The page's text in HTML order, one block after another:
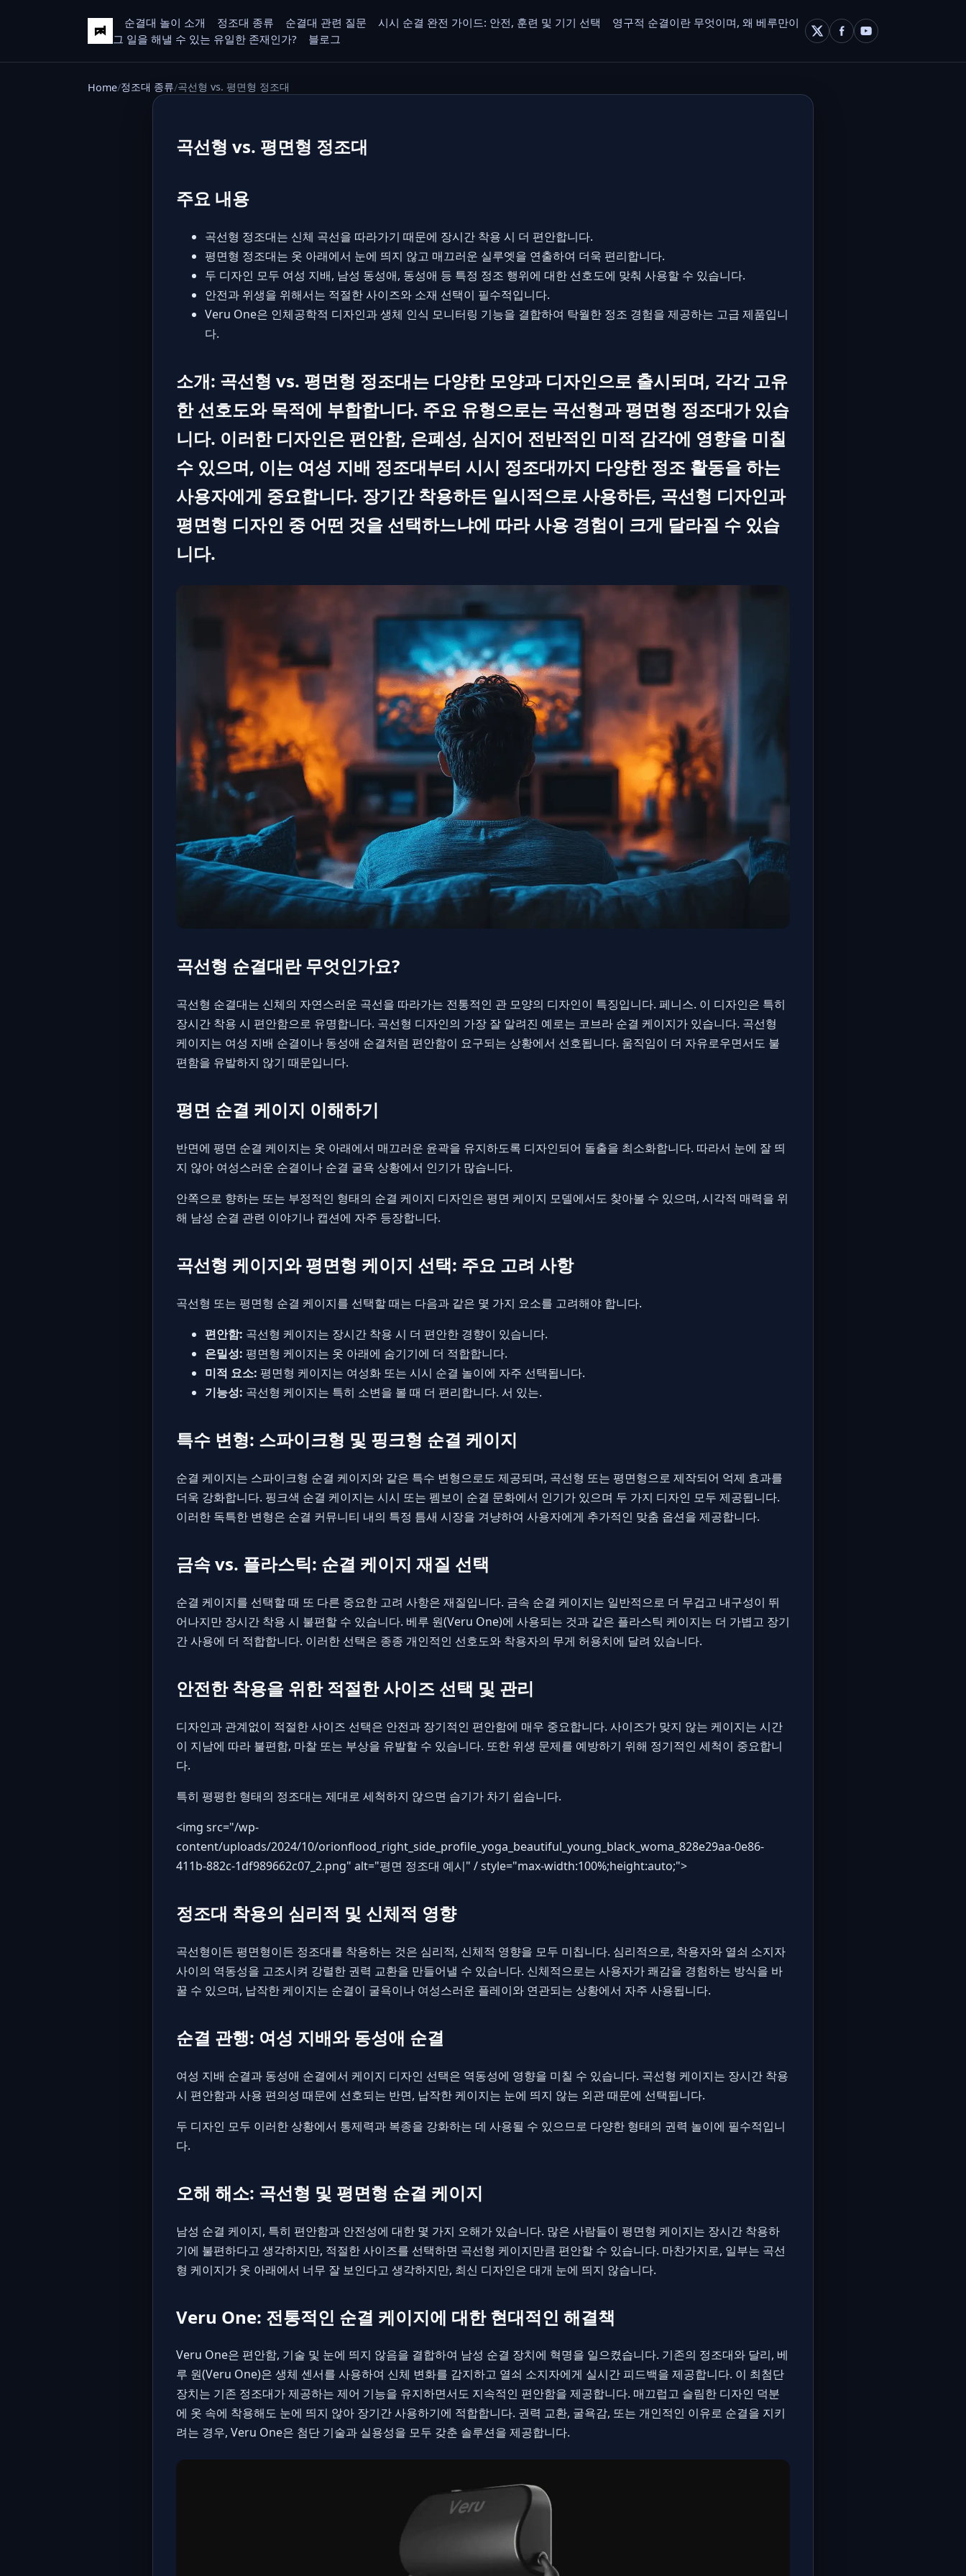
순결대 놀이 소개 정조대 종류 순결대 관련 질문 시시 순결 완전 가이드: 안전, 훈련 및 기기 선택
영구적 순결이란 무엇이며, 왜 베루만이
그 일을 해낼 수 있는 유일한 존재인가?
블로그
Home 정조대 종류 곡선형 vs. 평면형 정조대
곡선형 vs. 평면형 정조대
주요 내용
곡선형 정조대는 신체 곡선을 따라가기 때문에 장시간 착용 시 더 편안합니다.
평면형 정조대는 옷 아래에서 눈에 띄지 않고 매끄러운 실루엣을 연출하여 더욱 편리합니다.
두 디자인 모두 여성 지배, 남성 동성애, 동성애 등 특정 정조 행위에 대한 선호도에 맞춰 사용할 수 있습니다.
안전과 위생을 위해서는 적절한 사이즈와 소재 선택이 필수적입니다.
Veru One은 인체공학적 디자인과 생체 인식 모니터링 기능을 결합하여 탁월한 정조 경험을 제공하는 고급 제품입니
다.
소개: 곡선형 vs. 평면형 정조대는 다양한 모양과 디자인으로 출시되며, 각각 고유
한 선호도와 목적에 부합합니다. 주요 유형으로는 곡선형과 평면형 정조대가 있습
니다. 이러한 디자인은 편안함, 은폐성, 심지어 전반적인 미적 감각에 영향을 미칠
수 있으며, 이는 여성 지배 정조대부터 시시 정조대까지 다양한 정조 활동을 하는
사용자에게 중요합니다. 장기간 착용하든 일시적으로 사용하든, 곡선형 디자인과
평면형 디자인 중 어떤 것을 선택하느냐에 따라 사용 경험이 크게 달라질 수 있습
니다.
곡선형 순결대란 무엇인가요?
곡선형 순결대는 신체의 자연스러운 곡선을 따라가는 전통적인 관 모양의 디자인이 특징입니다. 페니스. 이 디자인은 특히
장시간 착용 시 편안함으로 유명합니다. 곡선형 디자인의 가장 잘 알려진 예로는 코브라 순결 케이지가 있습니다. 곡선형
케이지는 여성 지배 순결이나 동성애 순결처럼 편안함이 요구되는 상황에서 선호됩니다. 움직임이 더 자유로우면서도 불
편함을 유발하지 않기 때문입니다.
평면 순결 케이지 이해하기
반면에 평면 순결 케이지는 옷 아래에서 매끄러운 윤곽을 유지하도록 디자인되어 돌출을 최소화합니다. 따라서 눈에 잘 띄
지 않아 여성스러운 순결이나 순결 굴욕 상황에서 인기가 많습니다.
안쪽으로 향하는 또는 부정적인 형태의 순결 케이지 디자인은 평면 케이지 모델에서도 찾아볼 수 있으며, 시각적 매력을 위
해 남성 순결 관련 이야기나 캡션에 자주 등장합니다.
곡선형 케이지와 평면형 케이지 선택: 주요 고려 사항
곡선형 또는 평면형 순결 케이지를 선택할 때는 다음과 같은 몇 가지 요소를 고려해야 합니다.
편안함: 곡선형 케이지는 장시간 착용 시 더 편안한 경향이 있습니다.
은밀성: 평면형 케이지는 옷 아래에 숨기기에 더 적합합니다.
미적 요소: 평면형 케이지는 여성화 또는 시시 순결 놀이에 자주 선택됩니다.
기능성: 곡선형 케이지는 특히 소변을 볼 때 더 편리합니다. 서 있는.
특수 변형: 스파이크형 및 핑크형 순결 케이지
순결 케이지는 스파이크형 순결 케이지와 같은 특수 변형으로도 제공되며, 곡선형 또는 평면형으로 제작되어 억제 효과를
더욱 강화합니다. 핑크색 순결 케이지는 시시 또는 펨보이 순결 문화에서 인기가 있으며 두 가지 디자인 모두 제공됩니다.
이러한 독특한 변형은 순결 커뮤니티 내의 특정 틈새 시장을 겨냥하여 사용자에게 추가적인 맞춤 옵션을 제공합니다.
금속 vs. 플라스틱: 순결 케이지 재질 선택
순결 케이지를 선택할 때 또 다른 중요한 고려 사항은 재질입니다. 금속 순결 케이지는 일반적으로 더 무겁고 내구성이 뛰
어나지만 장시간 착용 시 불편할 수 있습니다. 베루 원(Veru One)에 사용되는 것과 같은 플라스틱 케이지는 더 가볍고 장기
간 사용에 더 적합합니다. 이러한 선택은 종종 개인적인 선호도와 착용자의 무게 허용치에 달려 있습니다.
안전한 착용을 위한 적절한 사이즈 선택 및 관리
디자인과 관계없이 적절한 사이즈 선택은 안전과 장기적인 편안함에 매우 중요합니다. 사이즈가 맞지 않는 케이지는 시간
이 지남에 따라 불편함, 마찰 또는 부상을 유발할 수 있습니다. 또한 위생 문제를 예방하기 위해 정기적인 세척이 중요합니
다.
특히 평평한 형태의 정조대는 제대로 세척하지 않으면 습기가 차기 쉽습니다.
<img src="/wp-
content/uploads/2024/10/orionflood_right_side_profile_yoga_beautiful_young_black_woma_828e29aa-0e86-
411b-882c-1df989662c07_2.png" alt="평면 정조대 예시" / style="max-width:100%;height:auto;">
정조대 착용의 심리적 및 신체적 영향
곡선형이든 평면형이든 정조대를 착용하는 것은 심리적, 신체적 영향을 모두 미칩니다. 심리적으로, 착용자와 열쇠 소지자
사이의 역동성을 고조시켜 강렬한 권력 교환을 만들어낼 수 있습니다. 신체적으로는 사용자가 쾌감을 경험하는 방식을 바
꿀 수 있으며, 납작한 케이지는 순결이 굴욕이나 여성스러운 플레이와 연관되는 상황에서 자주 사용됩니다.
순결 관행: 여성 지배와 동성애 순결
여성 지배 순결과 동성애 순결에서 케이지 디자인 선택은 역동성에 영향을 미칠 수 있습니다. 곡선형 케이지는 장시간 착용
시 편안함과 사용 편의성 때문에 선호되는 반면, 납작한 케이지는 눈에 띄지 않는 외관 때문에 선택됩니다.
두 디자인 모두 이러한 상황에서 통제력과 복종을 강화하는 데 사용될 수 있으므로 다양한 형태의 권력 놀이에 필수적입니
다.
오해 해소: 곡선형 및 평면형 순결 케이지
남성 순결 케이지, 특히 편안함과 안전성에 대한 몇 가지 오해가 있습니다. 많은 사람들이 평면형 케이지는 장시간 착용하
기에 불편하다고 생각하지만, 적절한 사이즈를 선택하면 곡선형 케이지만큼 편안할 수 있습니다. 마찬가지로, 일부는 곡선
형 케이지가 옷 아래에서 너무 잘 보인다고 생각하지만, 최신 디자인은 대개 눈에 띄지 않습니다.
Veru One: 전통적인 순결 케이지에 대한 현대적인 해결책
Veru One은 편안함, 기술 및 눈에 띄지 않음을 결합하여 남성 순결 장치에 혁명을 일으켰습니다. 기존의 정조대와 달리, 베
루 원(Veru One)은 생체 센서를 사용하여 신체 변화를 감지하고 열쇠 소지자에게 실시간 피드백을 제공합니다. 이 최첨단
장치는 기존 정조대가 제공하는 제어 기능을 유지하면서도 지속적인 편안함을 제공합니다. 매끄럽고 슬림한 디자인 덕분
에 옷 속에 착용해도 눈에 띄지 않아 장기간 사용하기에 적합합니다. 권력 교환, 굴욕감, 또는 개인적인 이유로 순결을 지키
려는 경우, Veru One은 첨단 기술과 실용성을 모두 갖춘 솔루션을 제공합니다.